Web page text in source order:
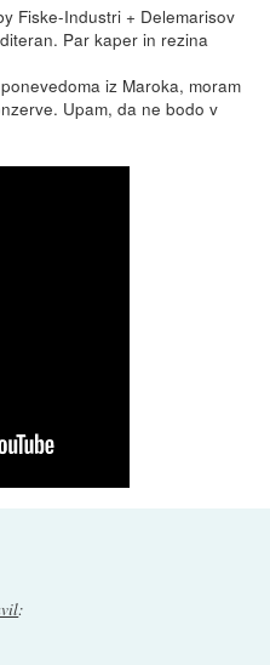
Fiske-Industri + Delemarisov
Par kaper in rezina
iz Maroka, moram
Upam, da ne bodo v
: